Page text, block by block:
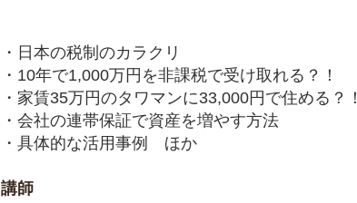
・日本の税制のカラクリ
・10年で1,000万円を非課税で受け取れる？！
・家賃35万円のタワマンに33,000円で住める？！
・会社の連帯保証で資産を増やす方法
・具体的な活用事例 ほか
講師